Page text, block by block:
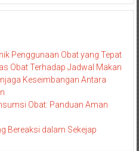
Penggunaan Obat yang Tepat
Obat Terhadap Jadwal Makan
Keseimbangan Antara
Obat: Panduan Aman
Bereaksi dalam Sekejap